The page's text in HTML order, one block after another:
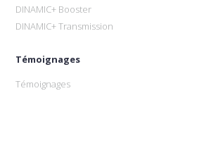
DINAMIC+ Booster
DINAMIC+ Transmission
Témoignages
Témoignages